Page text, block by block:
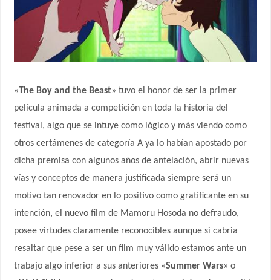
«The Boy and the Beast» tuvo el honor de ser la primer
película animada a competición en toda la historia del
festival, algo que se intuye como lógico y más viendo como
otros certámenes de categoría A ya lo habían apostado por
dicha premisa con algunos años de antelación, abrir nuevas
vías y conceptos de manera justificada siempre será un
motivo tan renovador en lo positivo como gratificante en su
intención, el nuevo film de Mamoru Hosoda no defraudo,
posee virtudes claramente reconocibles aunque si cabria
resaltar que pese a ser un film muy válido estamos ante un
trabajo algo inferior a sus anteriores «Summer Wars» o